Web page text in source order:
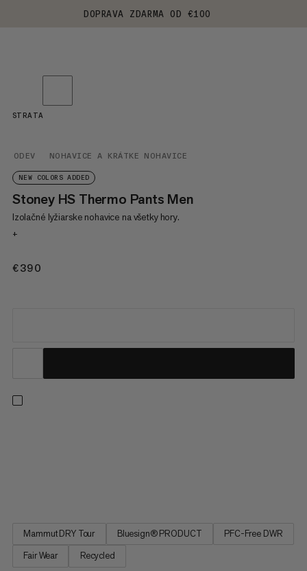
DOPRAVA ZDARMA OD €100
ODEV NOHAVICE A KRÁTKE NOHAVICE
NEW COLORS ADDED
Stoney HS Thermo Pants Men
Izolačné lyžiarske nohavice na všetky hory.
+
€390
STRATA
Mammut DRY Tour Bluesign® PRODUCT
PFC-Free DWR
Fair Wear
Recycled